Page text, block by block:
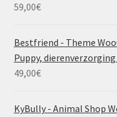
59,00€
Bestfriend - Theme
Puppy,
49,00€
KyBully - Animal Shop